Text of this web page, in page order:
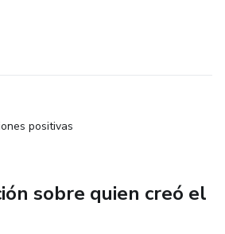
positivas
sobre quien creó el